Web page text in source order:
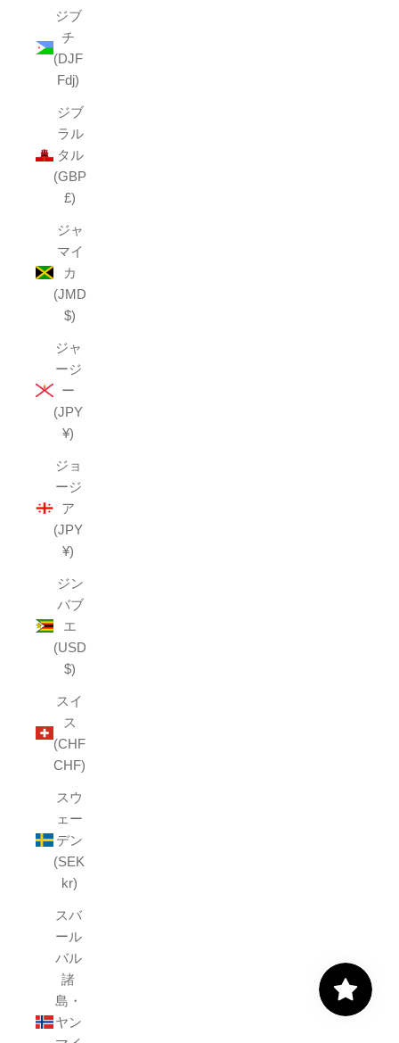
ジブ
チ
(DJF
Fdj)
ジブ
ラル
タル
(GBP
£)
ジャ
マイ
カ
(JMD
$)
ジャ
ージ
ー
(JPY
¥)
ジョ
ージ
ア
(JPY
¥)
ジン
バブ
エ
(USD
$)
スイ
ス
(CHF
CHF)
スウ
ェー
デン
(SEK
kr)
スバ
ール
バル
諸
島・
ヤン